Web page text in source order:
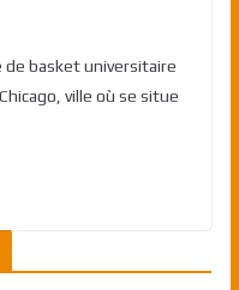
de basket universitaire
ville où se situe